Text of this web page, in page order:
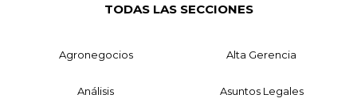
TODAS LAS SECCIONES
Agronegocios Alta Gerencia
Análisis Asuntos Legales